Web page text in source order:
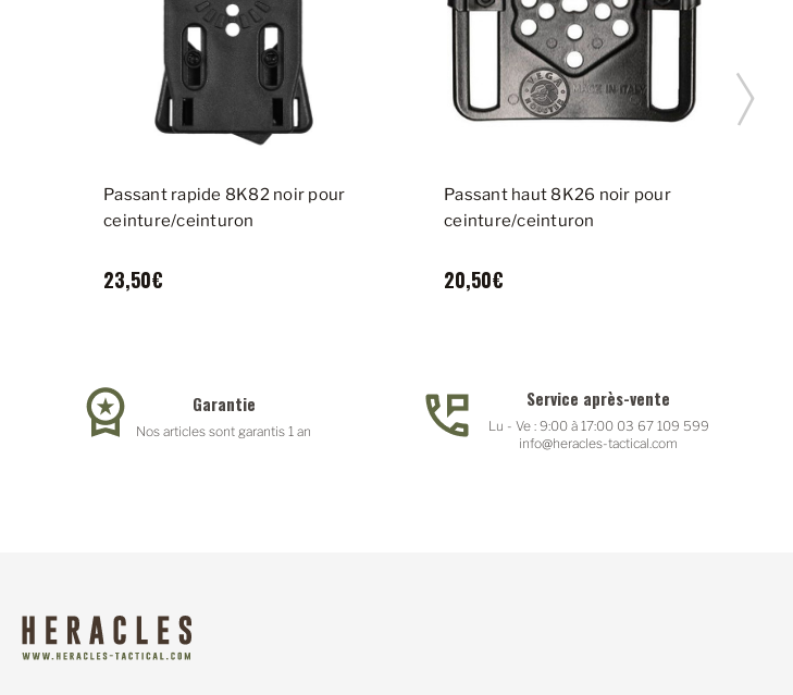
Passant rapide 8K82 noir pour
ceinture/ceinturon
23,50€
Passant haut 8K26 noir pour
ceinture/ceinturon
20,50€
Garantie
Nos articles sont garantis 1 an
Service après-vente
Lu - Ve : 9:00 à 17:00 03 67 109 599
info@heracles-tactical.com